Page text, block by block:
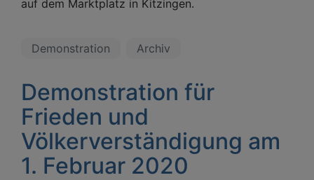
auf dem Marktplatz in Kitzingen.
Demonstration Archiv
Demonstration für
Frieden und
Völkerverständigung am
1. Februar 2020